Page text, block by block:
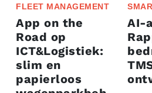
FLEET MANAGEMENT
App on the
Road op
ICT&Logistiek:
slim en
papierloos
AI-